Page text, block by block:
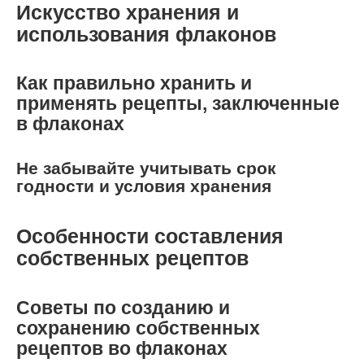
Искусство хранения и
использования флаконов
Как правильно хранить и
применять рецепты, заключенные
в флаконах
Не забывайте учитывать срок
годности и условия хранения
Особенности составления
собственных рецептов
Советы по созданию и
сохранению собственных
рецептов во флаконах